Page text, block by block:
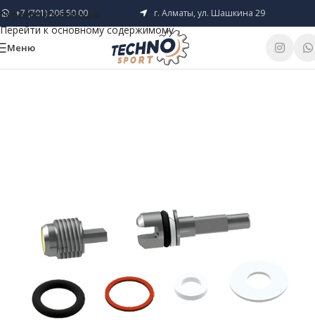
Перейти к навигации
Перейти к основному содержимому
+7 (701) 206 50 00 г. Алматы, ул. Шашкина 29
Меню